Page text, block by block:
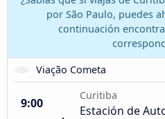
por São Paulo, puedes
continuación
Viação Cometa
9:00
Curitiba
Estación de